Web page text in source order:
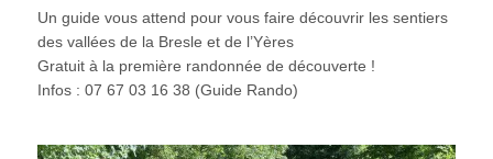
Un guide vous attend pour vous faire découvrir les sentiers
des vallées de la Bresle et de l’Yères
Gratuit à la première randonnée de découverte !
Infos : 07 67 03 16 38 (Guide Rando)